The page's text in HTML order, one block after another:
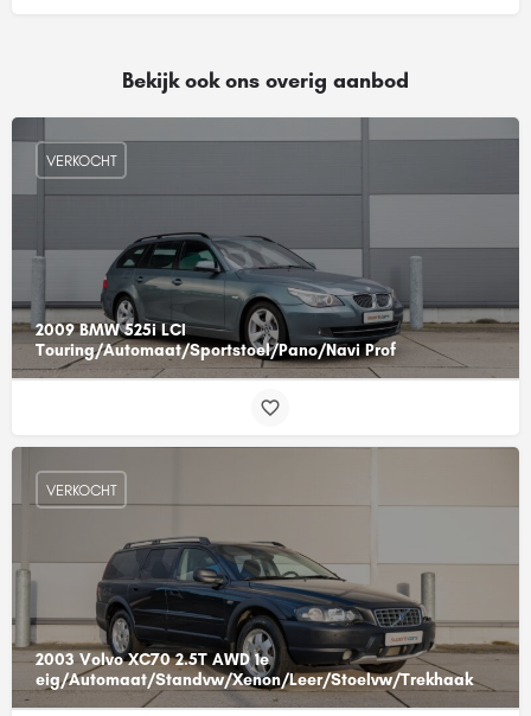
Bekijk ook ons overig aanbod
2009 BMW 525i LCI
Touring/Automaat/Sportstoel/Pano/Navi Prof
VERKOCHT
2003 Volvo XC70 2.5T AWD 1e
eig/Automaat/Standvw/Xenon/Leer/Stoelvw/Trekhaak
VERKOCHT